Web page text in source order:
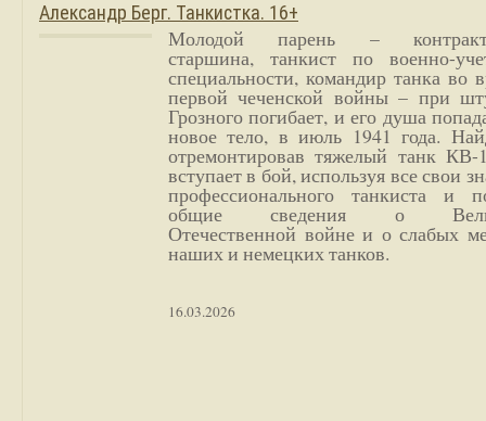
Александр Берг. Танкистка. 16+
Молодой парень –
старшина, танкист по военно-
специальности, командир танка во
первой чеченской войны – при
Грозного погибает, и его душа
новое тело, в июль 1941 года.
отремонтировав тяжелый танк
вступает в бой, используя все свои
профессионального танкиста и
общие сведения о
Отечественной войне и о слабых
наших и немецких танков.
16.03.2026